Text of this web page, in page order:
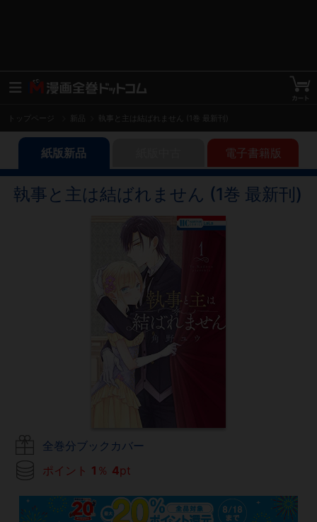
トップページ 執事と主は結ばれません (1巻 最新刊)
紙版新品 電子書籍版
執事と主は結ばれません (1巻 最新刊)
全巻分ブックカバー
ポイント 1 ％ 4pt